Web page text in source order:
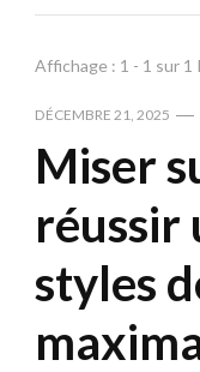
Affichage : 1 - 1 sur 1
DÉCEMBRE 21, 2025
Miser
réussir
styles